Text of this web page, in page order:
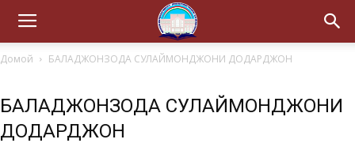
Домой БАЛАДЖОНЗОДА СУЛАЙМОНДЖОНИ ДОДАРДЖОН
БАЛАДЖОНЗОДА СУЛАЙМОНДЖОНИ
ДОДАРДЖОН